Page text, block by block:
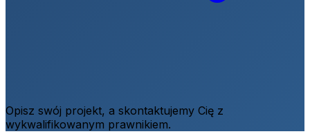
Opisz swój projekt, a skontaktujemy Cię z
wykwalifikowanym prawnikiem.